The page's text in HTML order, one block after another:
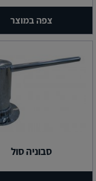
צפה במוצר
סבוניה סול